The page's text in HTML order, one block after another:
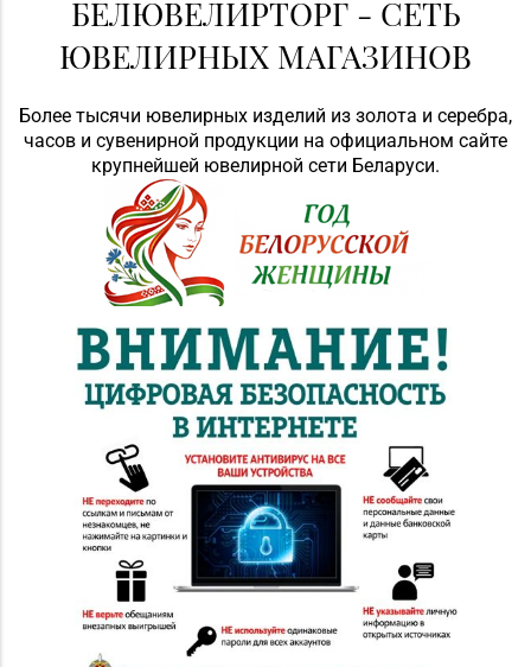
БЕЛЮВЕЛИРТОРГ - СЕТЬ
ЮВЕЛИРНЫХ МАГАЗИНОВ
Более тысячи ювелирных изделий из золота и серебра,
часов и сувенирной продукции на официальном сайте
крупнейшей ювелирной сети Беларуси.